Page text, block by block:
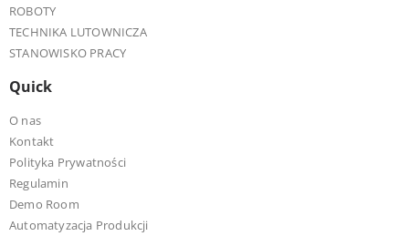
ROBOTY
TECHNIKA LUTOWNICZA
STANOWISKO PRACY
Quick
O nas
Kontakt
Polityka Prywatności
Regulamin
Demo Room
Automatyzacja Produkcji